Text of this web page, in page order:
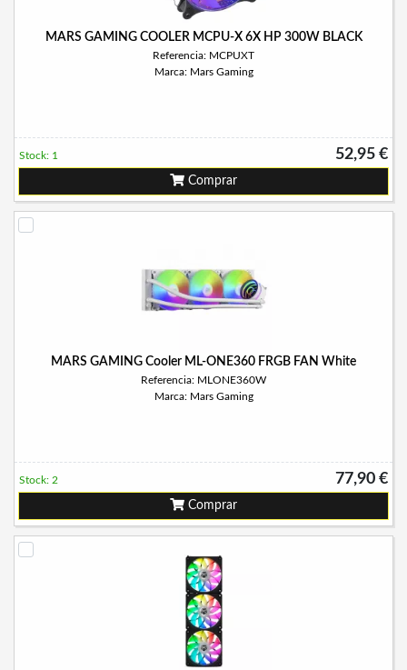
MARS GAMING COOLER MCPU-X 6X HP 300W BLACK
Referencia: MCPUXT
Marca: Mars Gaming
52,95 €
Stock: 1
Comprar
MARS GAMING Cooler ML-ONE360 FRGB FAN White
Referencia: MLONE360W
Marca: Mars Gaming
77,90 €
Stock: 2
Comprar